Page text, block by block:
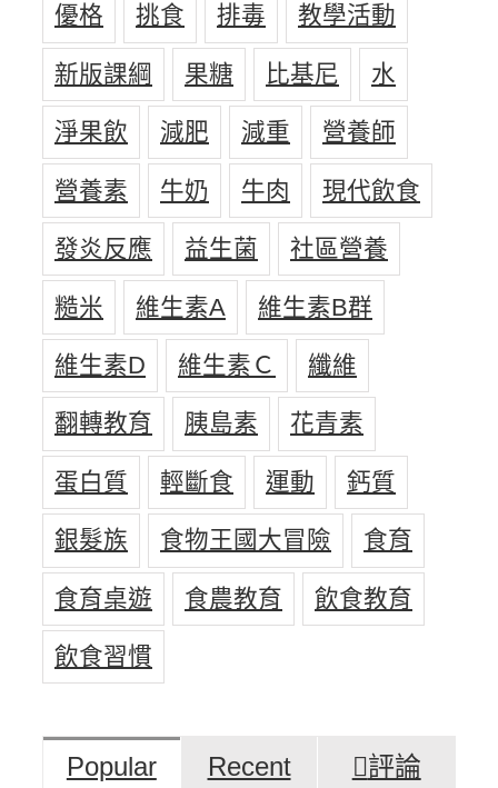
優格 挑食 排毒 教學活動
新版課綱 果糖 比基尼 水
淨果飲 減肥 減重 營養師
營養素 牛奶 牛肉 現代飲食
發炎反應 益生菌 社區營養
糙米 維生素A 維生素B群
維生素D 維生素Ｃ 纖維
翻轉教育 胰島素 花青素
蛋白質 輕斷食 運動 鈣質
銀髮族 食物王國大冒險 食育
食育桌遊 食農教育 飲食教育
飲食習慣
Popular Recent 評論